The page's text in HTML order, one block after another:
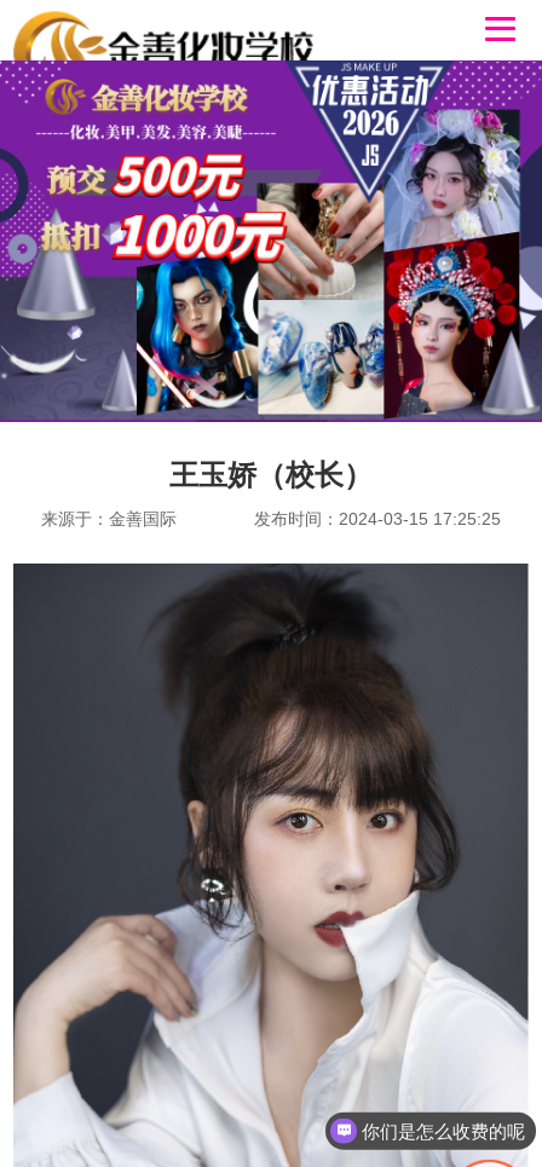
王玉娇（校长）
来源于：金善国际 发布时间：2024-03-15 17:25:25
你们是怎么收费的呢
现在有优惠活动吗